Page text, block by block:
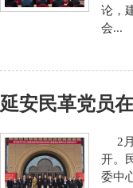
论，
会...
延安民革党员
2月
开。
委中